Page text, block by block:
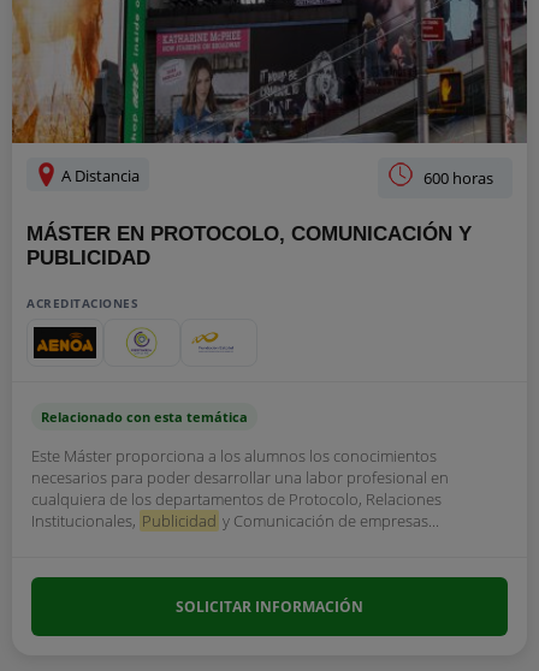
A Distancia 600 horas
MÁSTER EN PROTOCOLO, COMUNICACIÓN Y
PUBLICIDAD
ACREDITACIONES
Relacionado con esta temática
Este Máster proporciona a los alumnos los conocimientos
necesarios para poder desarrollar una labor profesional en
cualquiera de los departamentos de Protocolo, Relaciones
Institucionales, Publicidad y Comunicación de empresas...
SOLICITAR INFORMACIÓN